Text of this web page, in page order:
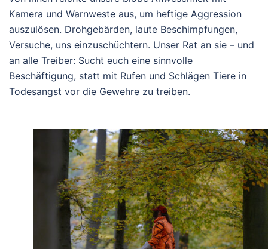
Kamera und Warnweste aus, um heftige Aggression
auszulösen. Drohgebärden, laute Beschimpfungen,
Versuche, uns einzuschüchtern. Unser Rat an sie – und
an alle Treiber: Sucht euch eine sinnvolle
Beschäftigung, statt mit Rufen und Schlägen Tiere in
Todesangst vor die Gewehre zu treiben.